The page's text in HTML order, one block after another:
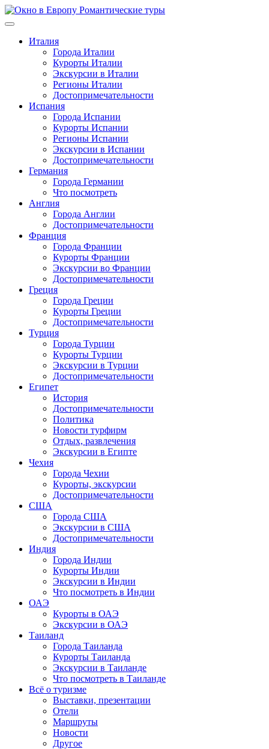
Перейти
к
Италия
Города Италии
Курорты Италии
Экскурсии в Италии
Регионы Италии
Достопримечательности
Испания
Города Испании
Курорты Испании
Регионы Испании
Экскурсии в Испании
Достопримечательности
Германия
Города Германии
Что посмотреть
Англия
Города Англии
Достопримечательности
Франция
Города Франции
Курорты Франции
Экскурсии во Франции
Достопримечательности
Греция
Города Греции
Курорты Греции
Достопримечательности
Турция
Города Турции
Курорты Турции
Экскурсии в Турции
Достопримечательности
Египет
История
Достопримечательности
Политика
Новости турфирм
Отдых, развлечения
Экскурсии в Египте
Чехия
Города Чехии
Курорты, экскурсии
Достопримечательности
США
Города США
Экскурсии в США
Достопримечательности
Индия
Города Индии
Курорты Индии
Экскурсии в Индии
Что посмотреть в Индии
ОАЭ
Курорты в ОАЭ
Экскурсии в ОАЭ
Таиланд
Города Таиланда
Курорты Таиланда
Экскурсии в Таиланде
Что посмотреть в Таиланде
Всё о туризме
Выставки, презентации
Отели
Маршруты
Новости
Другое